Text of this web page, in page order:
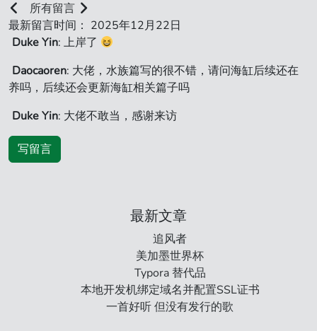
所有留言
最新留言时间： 2025年12月22日
Duke Yin: 上岸了
Daocaoren: 大佬，水族篇写的很不错，请问海缸后续还在
养吗，后续还会更新海缸相关篇子吗
Duke Yin: 大佬不敢当，感谢来访
写留言
最新文章
追风者
美加墨世界杯
Typora 替代品
本地开发机绑定域名并配置SSL证书
一首好听 但没有发行的歌